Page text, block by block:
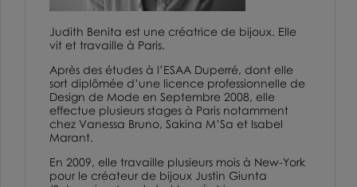
Judith Benita est une créatrice de bijoux. Elle
vit et travaille à Paris.
Après des études à l’ESAA Duperré, dont elle
sort diplômée d’une licence professionnelle de
Design de Mode en Septembre 2008, elle
effectue plusieurs stages à Paris notamment
chez Vanessa Bruno, Sakina M’Sa et Isabel
Marant.
En 2009, elle travaille plusieurs mois à New-York
pour le créateur de bijoux Justin Giunta